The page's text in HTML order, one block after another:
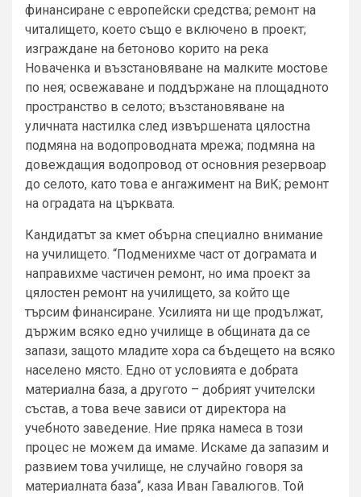
финансиране с европейски средства; ремонт на
читалището, което също е включено в проект;
изграждане на бетоново корито на река
Новаченка и възстановяване на малките мостове
по нея; освежаване и поддържане на площадното
пространство в селото; възстановяване на
уличната настилка след извършената цялостна
подмяна на водопроводната мрежа; подмяна на
довеждащия водопровод от основния резервоар
до селото, като това е ангажимент на ВиК; ремонт
на оградата на църквата.
Кандидатът за кмет обърна специално внимание
на училището. “Подменихме част от дограмата и
направихме частичен ремонт, но има проект за
цялостен ремонт на училището, за който ще
търсим финансиране. Усилията ни ще продължат,
държим всяко едно училище в общината да се
запази, защото младите хора са бъдещето на всяко
населено място. Едно от условията е добрата
материална база, а другото – добрият учителски
състав, а това вече зависи от директора на
учебното заведение. Ние пряка намеса в този
процес не можем да имаме. Искаме да запазим и
развием това училище, не случайно говоря за
материалната база“, каза Иван Гавалюгов. Той